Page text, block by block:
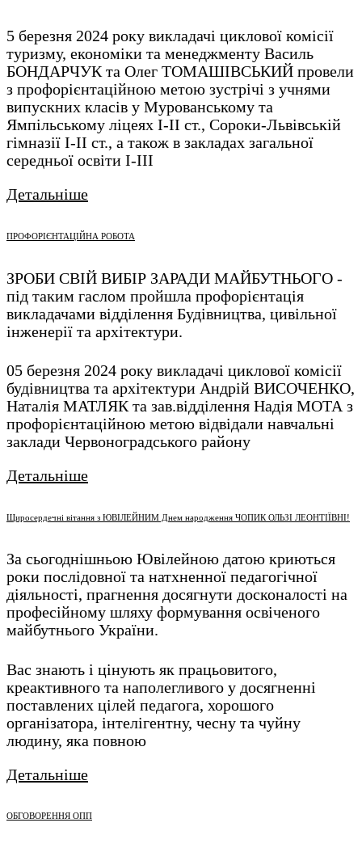
5 березня 2024 року викладачі циклової комісії
туризму, економіки та менеджменту Василь
БОНДАРЧУК та Олег ТОМАШІВСЬКИЙ провели
з профорієнтаційною метою зустрічі з учнями
випускних класів у Мурованському та
Ямпільському ліцеях І-ІІ ст., Сороки-Львівській
гімназії І-ІІ ст., а також в закладах загальної
середньої освіти І-ІІІ
Детальніше
ПРОФОРІЄНТАЦІЙНА РОБОТА
ЗРОБИ СВІЙ ВИБІР ЗАРАДИ МАЙБУТНЬОГО -
під таким гаслом пройшла профорієнтація
викладачами відділення Будівництва, цивільної
інженерії та архітектури.
05 березня 2024 року викладачі циклової комісії
будівництва та архітектури Андрій ВИСОЧЕНКО,
Наталія МАТЛЯК та зав.відділення Надія МОТА з
профорієнтаційною метою відвідали навчальні
заклади Червоноградського району
Детальніше
Щиросердечні вітання з ЮВІЛЕЙНИМ Днем народження ЧОПИК ОЛЬЗІ ЛЕОНТІЇВНІ!
За сьогоднішньою Ювілейною датою криються
роки послідовної та натхненної педагогічної
діяльності, прагнення досягнути досконалості на
професійному шляху формування освіченого
майбутнього України.
Вас знають і цінують як працьовитого,
креактивного та наполегливого у досягненні
поставлених цілей педагога, хорошого
організатора, інтелігентну, чесну та чуйну
людину, яка повною
Детальніше
ОБГОВОРЕННЯ ОПП